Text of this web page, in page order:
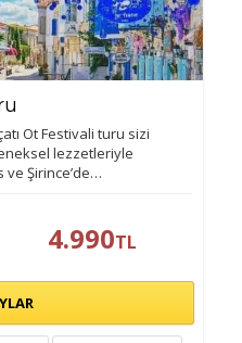
Ot Festivali turu sizi
lezzetleriyle
ve Şirince’de…
4.990TL